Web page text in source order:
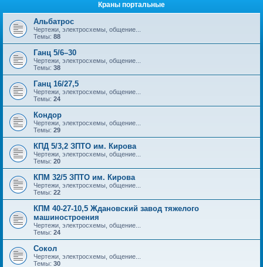
Краны портальные
Альбатрос
Чертежи, электросхемы, общение...
Темы: 88
Ганц 5/6–30
Чертежи, электросхемы, общение...
Темы: 38
Ганц 16/27,5
Чертежи, электросхемы, общение...
Темы: 24
Кондор
Чертежи, электросхемы, общение...
Темы: 29
КПД 5/3,2 ЗПТО им. Кирова
Чертежи, электросхемы, общение...
Темы: 20
КПМ 32/5 ЗПТО им. Кирова
Чертежи, электросхемы, общение...
Темы: 22
КПМ 40-27-10,5 Ждановский завод тяжелого
машиностроения
Чертежи, электросхемы, общение...
Темы: 24
Сокол
Чертежи, электросхемы, общение...
Темы: 30